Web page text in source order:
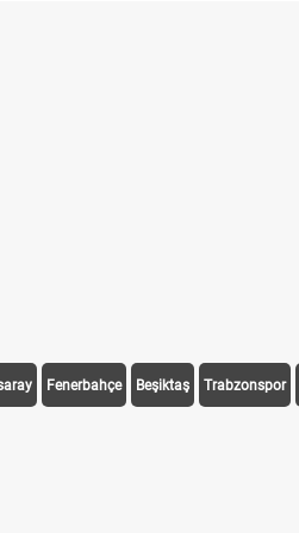
Fenerbahçe Beşiktaş Trabzonspor